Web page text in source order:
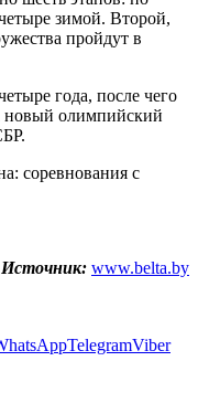
зимой. Второй,
пройдут в
года, после чего
новый олимпийский
соревнования с
Источник: www.belta.by
TelegramViber